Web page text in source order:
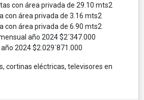
con área privada de 29.10 mts2
con área privada de 3.16 mts2
con área privada de 6.90 mts2
año 2024 $2´347.000
2024 $2.029´871.000
cortinas eléctricas, televisores en